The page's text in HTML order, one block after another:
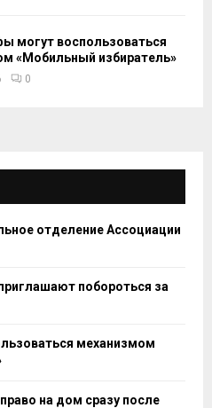
могут воспользоваться
«Мобильный избиратель»
0
отделение Ассоциации
побороться за
механизмом
на дом сразу после